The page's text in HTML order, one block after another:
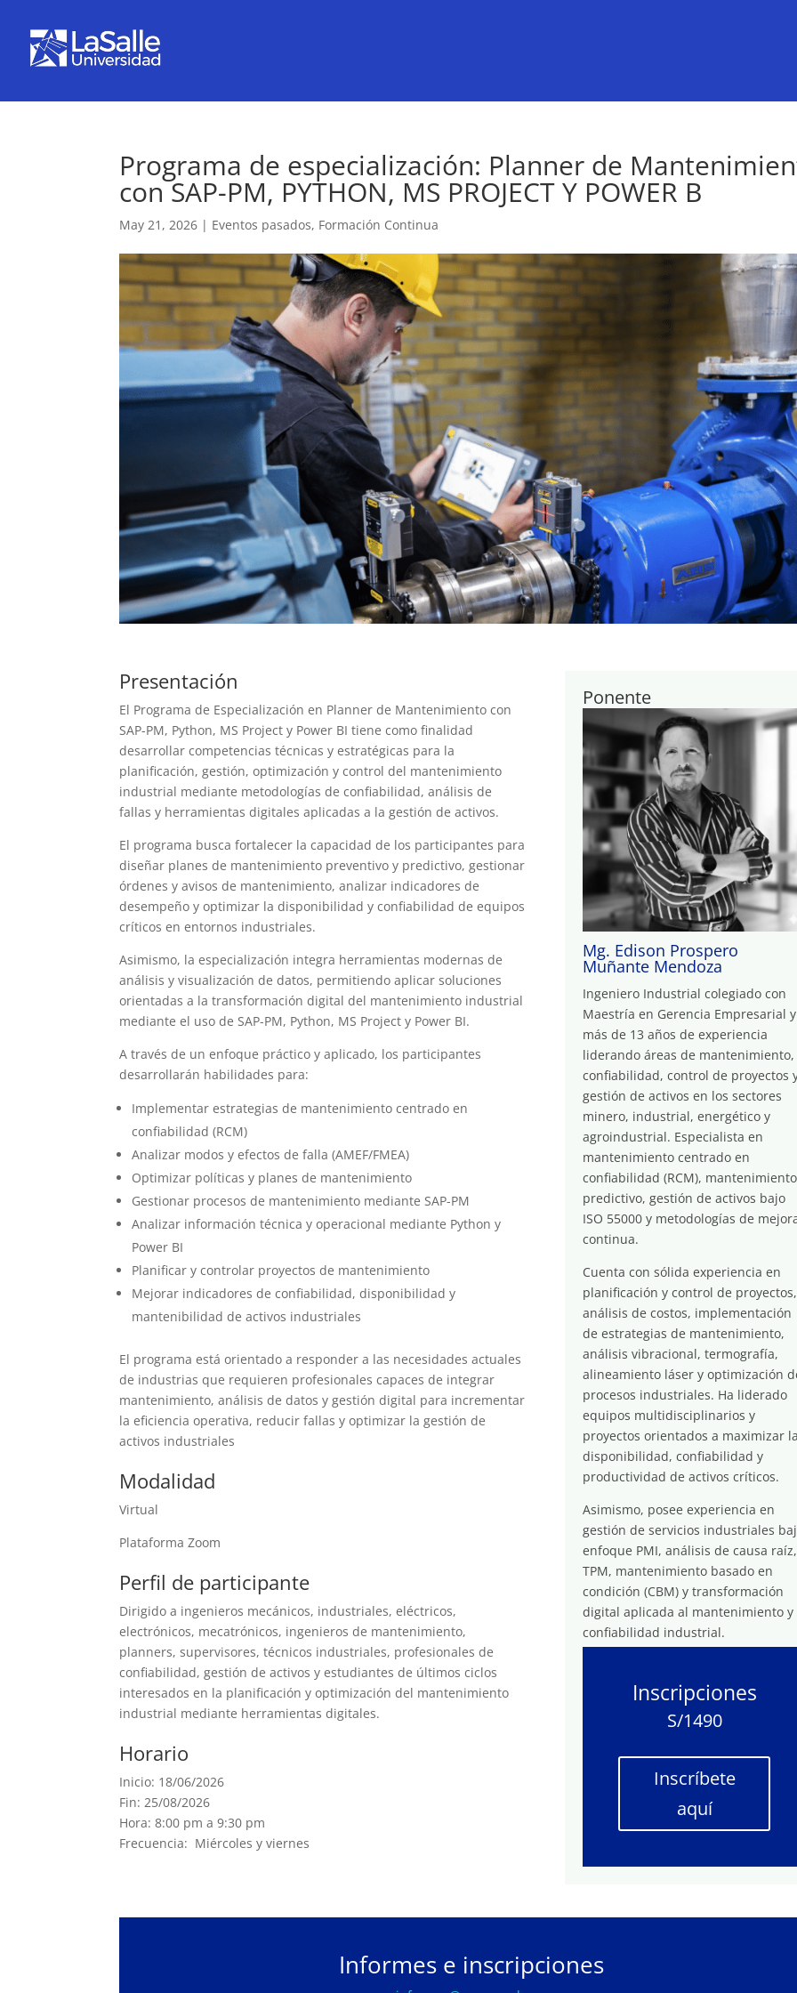
Programa de especialización: Planner de
con SAP-PM, PYTHON, MS PROJECT Y POWER B
May 21, 2026 | Eventos pasados, Formación Continua
Presentación
El Programa de Especialización en Planner de Mantenimiento con
SAP-PM, Python, MS Project y Power BI tiene como finalidad
desarrollar competencias técnicas y estratégicas para la
planificación, gestión, optimización y control del mantenimiento
industrial mediante metodologías de confiabilidad, análisis de
fallas y herramientas digitales aplicadas a la gestión de activos.
El programa busca fortalecer la capacidad de los participantes para
diseñar planes de mantenimiento preventivo y predictivo, gestionar
órdenes y avisos de mantenimiento, analizar indicadores de
desempeño y optimizar la disponibilidad y confiabilidad de equipos
críticos en entornos industriales.
Asimismo, la especialización integra herramientas modernas de
análisis y visualización de datos, permitiendo aplicar soluciones
orientadas a la transformación digital del mantenimiento industrial
mediante el uso de SAP-PM, Python, MS Project y Power BI.
A través de un enfoque práctico y aplicado, los participantes
desarrollarán habilidades para:
Implementar estrategias de mantenimiento centrado en
confiabilidad (RCM)
Analizar modos y efectos de falla (AMEF/FMEA)
Optimizar políticas y planes de mantenimiento
Gestionar procesos de mantenimiento mediante SAP-PM
Analizar información técnica y operacional mediante Python y
Power BI
Planificar y controlar proyectos de mantenimiento
Mejorar indicadores de confiabilidad, disponibilidad y
mantenibilidad de activos industriales
El programa está orientado a responder a las necesidades actuales
de industrias que requieren profesionales capaces de integrar
mantenimiento, análisis de datos y gestión digital para incrementar
la eficiencia operativa, reducir fallas y optimizar la gestión de
activos industriales
Modalidad
Virtual
Plataforma Zoom
Perfil de participante
Dirigido a ingenieros mecánicos, industriales, eléctricos,
electrónicos, mecatrónicos, ingenieros de mantenimiento,
planners, supervisores, técnicos industriales, profesionales de
confiabilidad, gestión de activos y estudiantes de últimos ciclos
interesados en la planificación y optimización del mantenimiento
industrial mediante herramientas digitales.
Horario
Inicio: 18/06/2026
Fin: 25/08/2026
Hora: 8:00 pm a 9:30 pm
Frecuencia: Miércoles y viernes
Ponente
Mg. Edison Prospero
Muñante Mendoza
Ingeniero Industrial colegiado con
Maestría en Gerencia Empresarial y
más de 13 años de experiencia
liderando áreas de mantenimiento,
confiabilidad, control de proyectos
gestión de activos en los sectores
minero, industrial, energético y
agroindustrial. Especialista en
mantenimiento centrado en
confiabilidad (RCM), mantenimiento
predictivo, gestión de activos bajo
ISO 55000 y metodologías de
continua.
Cuenta con sólida experiencia en
planificación y control de proyectos,
análisis de costos, implementación
de estrategias de mantenimiento,
análisis vibracional, termografía,
alineamiento láser y optimización
procesos industriales. Ha liderado
equipos multidisciplinarios y
proyectos orientados a maximizar
disponibilidad, confiabilidad y
productividad de activos críticos.
Asimismo, posee experiencia en
gestión de servicios industriales
enfoque PMI, análisis de causa raíz,
TPM, mantenimiento basado en
condición (CBM) y transformación
digital aplicada al mantenimiento y
confiabilidad industrial.
Inscripciones
S/1490
Inscríbete
aquí
Informes e inscripciones